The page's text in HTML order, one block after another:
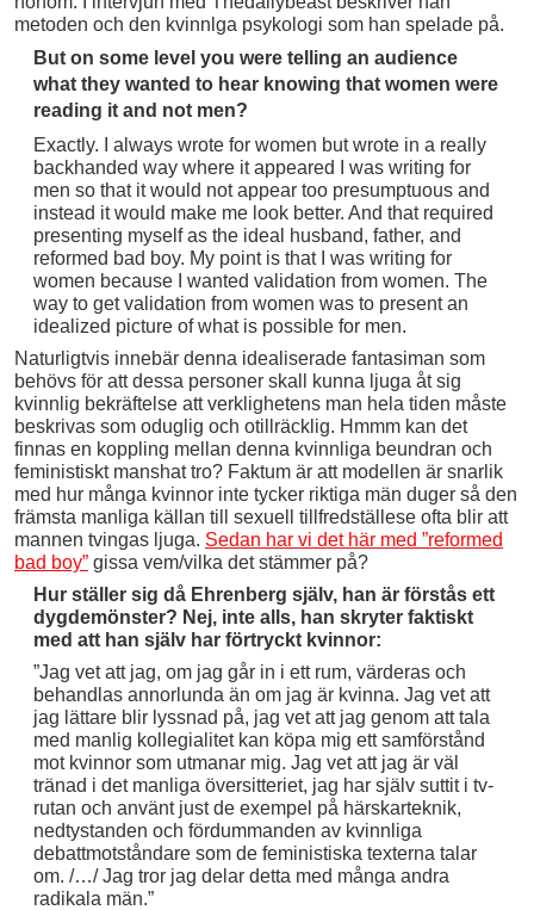
metoden och den kvinnlga psykologi som han spelade på.
But on some level you were telling an audience
what they wanted to hear knowing that women were
reading it and not men?
Exactly. I always wrote for women but wrote in a really
backhanded way where it appeared I was writing for
men so that it would not appear too presumptuous and
instead it would make me look better. And that required
presenting myself as the ideal husband, father, and
reformed bad boy. My point is that I was writing for
women because I wanted validation from women. The
way to get validation from women was to present an
idealized picture of what is possible for men.
Naturligtvis innebär denna idealiserade fantasiman som
behövs för att dessa personer skall kunna ljuga åt sig
kvinnlig bekräftelse att verklighetens man hela tiden måste
beskrivas som oduglig och otillräcklig. Hmmm kan det
finnas en koppling mellan denna kvinnliga beundran och
feministiskt manshat tro? Faktum är att modellen är snarlik
med hur många kvinnor inte tycker riktiga män duger så den
främsta manliga källan till sexuell tillfredställese ofta blir att
mannen tvingas ljuga. Sedan har vi det här med ”reformed
bad boy” gissa vem/vilka det stämmer på?
Hur ställer sig då Ehrenberg själv, han är förstås ett
dygdemönster? Nej, inte alls, han skryter faktiskt
med att han själv har förtryckt kvinnor:
”Jag vet att jag, om jag går in i ett rum, värderas och
behandlas annorlunda än om jag är kvinna. Jag vet att
jag lättare blir lyssnad på, jag vet att jag genom att tala
med manlig kollegialitet kan köpa mig ett samförstånd
mot kvinnor som utmanar mig. Jag vet att jag är väl
tränad i det manliga översitteriet, jag har själv suttit i tv-
rutan och använt just de exempel på härskarteknik,
nedtystanden och fördummanden av kvinnliga
debattmotståndare som de feministiska texterna talar
om. /…/ Jag tror jag delar detta med många andra
radikala män.”